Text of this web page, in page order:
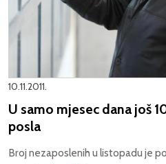
10.11.2011.
U samo mjesec dana još
posla
Broj nezaposlenih u listopadu je